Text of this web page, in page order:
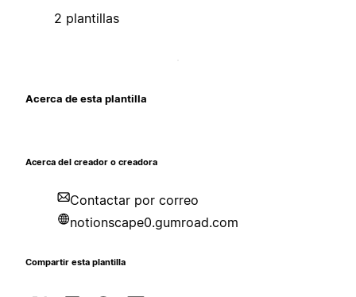
2 plantillas
Acerca de esta plantilla
Acerca del creador o creadora
Contactar por correo
notionscape0.gumroad.com
Compartir esta plantilla